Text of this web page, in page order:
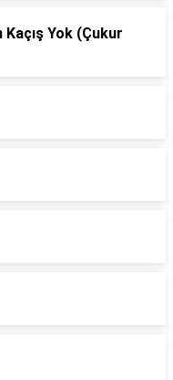
Kaçış Yok (Çukur